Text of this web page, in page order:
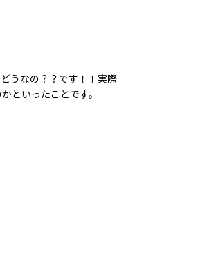
うなの？？です！！実際
といったことです。